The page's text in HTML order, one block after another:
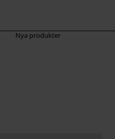
Nya produkter